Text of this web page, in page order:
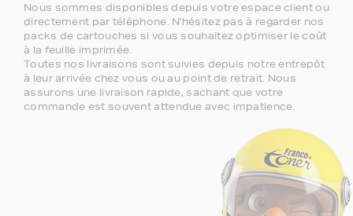
Nous sommes disponibles depuis votre espace client ou
directement par téléphone. N'hésitez pas à regarder nos
packs de cartouches si vous souhaitez optimiser le coût
à la feuille imprimée.
Toutes nos livraisons sont suivies depuis notre entrepôt
à leur arrivée chez vous ou au point de retrait. Nous
assurons une livraison rapide, sachant que votre
commande est souvent attendue avec impatience.